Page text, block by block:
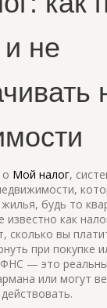
не
о Мой налог,
будь то
известно как
сколько вы
при покупке
— это
или могут